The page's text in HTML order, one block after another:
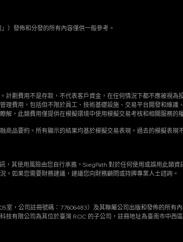
）發佈和分發的所有內容僅供一般參考。
劃費用不是存款，不代表客戶資金，在任何情況下都不應被視
費用，包括但不限於員工、技術基礎設施、交易平台開發和維
，此類費用僅提供在模擬環境中使用模擬交易考核和相關服務的
品要約。所有顯示的結果均基於模擬交易表現。過去的模擬表現
其使用風險由您自行承擔，SiegPath 對於任何使用或誤用此類
如果您需要財務建議，建議您向財務顧問或持牌專業人士諮詢。
，公司註冊號碼：77606483）及其聯屬公司出版和發佈的所有
有限公司為其位於臺灣 R.O.C 的子公司，註冊地址為臺南市中西